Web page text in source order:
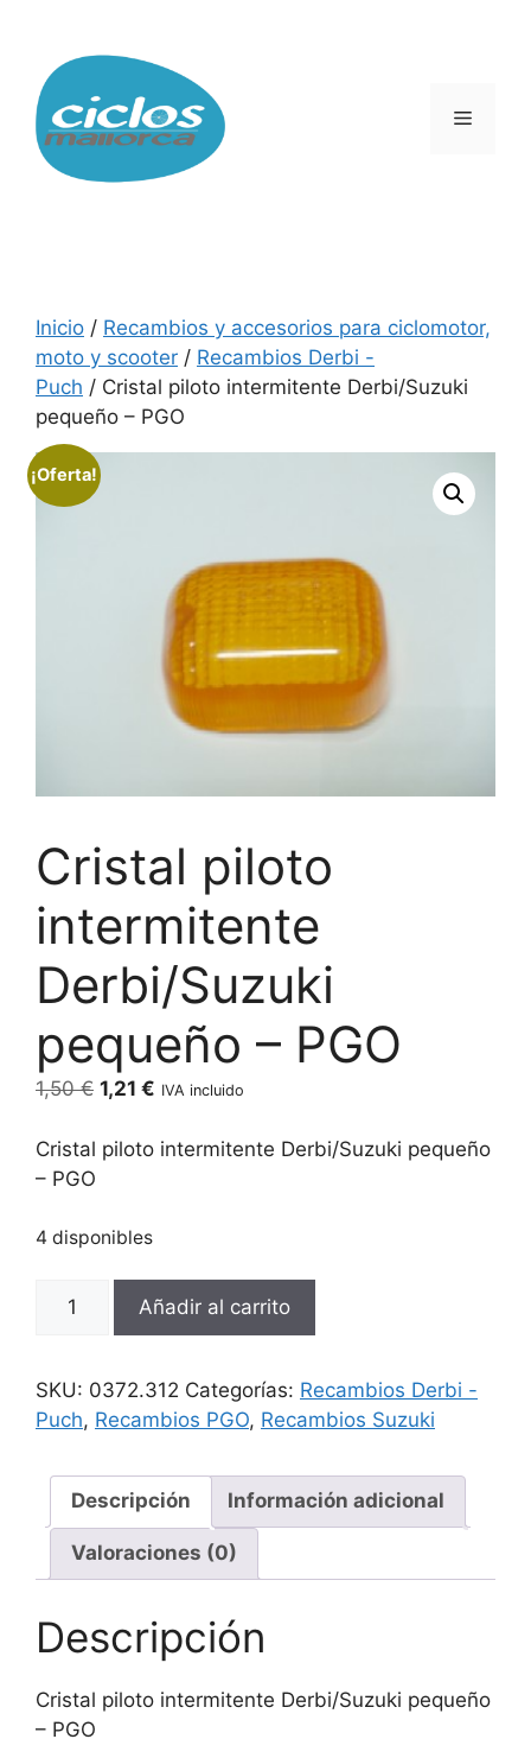
contenido
Menú
Inicio / Recambios y accesorios para ciclomotor,
moto y scooter / Recambios Derbi -
Puch / Cristal piloto intermitente Derbi/Suzuki
pequeño – PGO
¡Oferta!
Cristal piloto
intermitente
Derbi/Suzuki
pequeño – PGO
1,50€ El
original
1,21 € El
actual
IVA incluido
Cristal piloto intermitente Derbi/Suzuki pequeño
– PGO
4 disponibles
piloto
Derbi/Suzuki
pequeño
PGO
cantidad
Añadir al carrito
SKU: 0372.312 Categorías: Recambios Derbi -
Puch, Recambios PGO, Recambios Suzuki
Descripción Información adicional
Valoraciones (0)
Descripción
Cristal piloto intermitente Derbi/Suzuki pequeño
– PGO